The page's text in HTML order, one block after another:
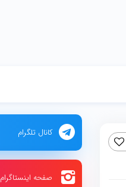
کانال تلگرام
صفحه اینستاگرام